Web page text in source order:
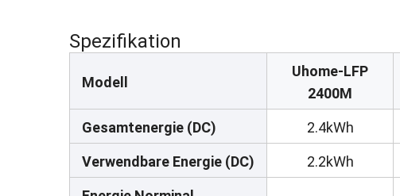
Spezifikation
Modell
Uhome-LFP
2400M
Gesamtenergie (DC) 2.4kWh
Verwendbare Energie (DC) 2.2kWh